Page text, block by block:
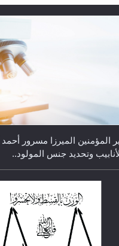
المسيح الموعود عليه السلام..
المؤمنين الميرزا مسرور أحمد
وتحديد جنس المولود..